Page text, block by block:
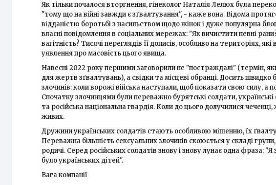
Як тільки почалося вторгнення, гінеколог Наталія Лелюх була
"тому що на війні завжди є зґвалтування", - каже вона. Відома
відданістю боротьбі з насильством щодо жінок і дуже популярна
власні повідомлення в соціальних мережах: "Як вичистити певні
вагітність? Тисячі переглядів її дописів, особливо на територіях,
уявлення про масовість цього явища.
Навесні 2022 року першими заговорили не "постраждалі" (термін,
для жертв зґвалтувань), а свідки та місцеві обранці. Досить швидко
злочинів: коли ворожі війська наступали, щоб показати свою силу, а
Спочатку злочинцями були переважно бурятські солдати,
та російська національна гвардія. Коли до цього долучилися
живих.
Дружини українських солдатів стають особливою мішенню, їх
Переважна більшість сексуальних злочинів скоюється у складі
родичі. Серед російських солдатів знову і знову лунає одна фраза:
було українських дітей".
Вага компанії